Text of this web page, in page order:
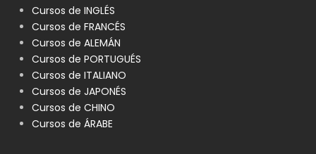
Cursos de INGLÉS
Cursos de FRANCÉS
Cursos de ALEMÁN
Cursos de PORTUGUÉS
Cursos de ITALIANO
Cursos de JAPONÉS
Cursos de CHINO
Cursos de ÁRABE